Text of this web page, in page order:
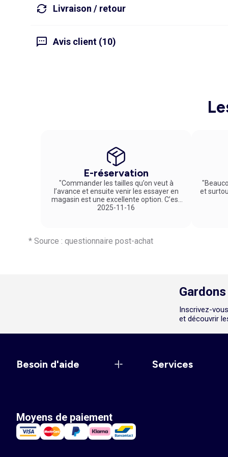
Livraison / retour
Avis client (10)
E-réservation
"Commander les tailles qu’on veut à
l’avance et ensuite venir les essayer en
magasin est une excellente option. C’est
un service vraiment pratique et agréable
2025-11-16
et
* Source : questionnaire post-achat
Inscrivez-
et découvrir
Besoin d'aide Services
Moyens de paiement